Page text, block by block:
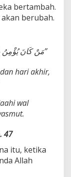
bertambah.
berubah.
“مَنْ كَانَ يُؤْمِنُ بِاللَّهِ وَالْيَوْمِ الْآخِرِ فَلْيَقُلْ خَيْرًا أَوْ لِيَصْمُتْ”
hari akhir,
wal
47
itu, ketika
Allah